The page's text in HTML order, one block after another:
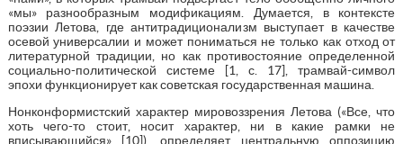
«мы» разнообразным модификациям. Думается, в контексте
поэзии Летова, где антитрадиционализм выступает в качестве
осевой универсалии и может пониматься не только как отход от
литературной традиции, но как противостояние определенной
социально-политической системе [1, с. 17], трамвай-символ
эпохи функционирует как советская государственная машина.
Нонконформистский характер мировоззрения Летова («Все, что
хоть чего-то стоит, носит характер, ни в какие рамки не
вписывающийся» [10]), определяет центральную оппозицию